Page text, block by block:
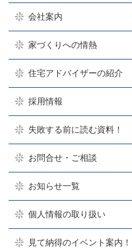
会社案内
家づくりへの情熱
住宅アドバイザーの紹介
採用情報
失敗する前に読む資料！
お問合せ・ご相談
お知らせ一覧
個人情報の取り扱い
見て納得のイベント案内！